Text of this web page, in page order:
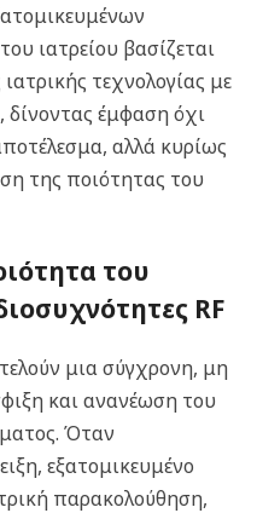
ιατρείου βασίζεται
τεχνολογίας με
έμφαση όχι
αλλά κυρίως
της ποιότητας του
του
RF
μια σύγχρονη, μη
και ανανέωση του
Όταν
εξατομικευμένο
παρακολούθηση,